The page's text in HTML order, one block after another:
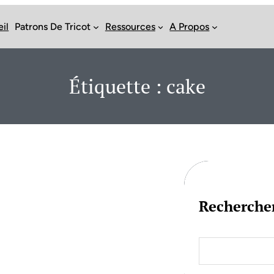
Patrons De Tricot Ressources A Propos
Étiquette : cake
a